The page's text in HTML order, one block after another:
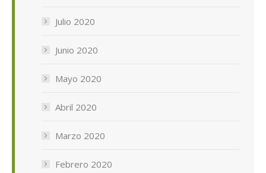
Julio 2020
Junio 2020
Mayo 2020
Abril 2020
Marzo 2020
Febrero 2020